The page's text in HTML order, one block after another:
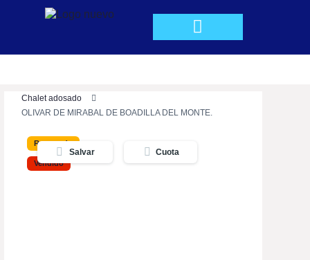
Chalet adosado
OLIVAR DE MIRABAL DE BOADILLA DEL MONTE.
Reservado
Vendido
Salvar Cuota